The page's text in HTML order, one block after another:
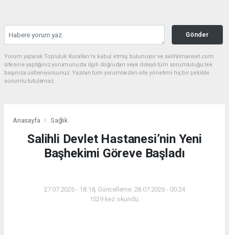
Gönder
Yorum yazarak Topluluk Kuralları’nı kabul etmiş bulunuyor ve salihlimanset.com
sitesine yaptığınız yorumunuzla ilgili doğrudan veya dolaylı tüm sorumluluğu tek
başınıza üstleniyorsunuz. Yazılan tüm yorumlardan site yönetimi hiçbir şekilde
sorumlu tutulamaz.
Anasayfa Sağlık
Salihli Devlet Hastanesi’nin Yeni
Başhekimi Göreve Başladı
27.07.2026 - 18:18, Güncelleme: 28.07.2026 - 00:24
1529 kez okundu.